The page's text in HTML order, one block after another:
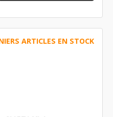
ARTICLES EN STOCK